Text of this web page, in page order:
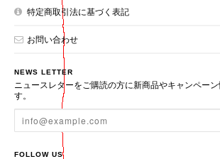
特定商取引法に基づく表記
お問い合わせ
NEWS LETTER
ニュースレターをご購読の方に新商品やキャンペー
す。
FOLLOW US